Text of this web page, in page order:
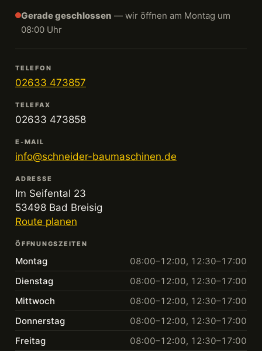
Gerade geschlossen — wir öffnen am Montag um
08:00 Uhr
TELEFON
02633 473857
TELEFAX
02633 473858
E-MAIL
info@schneider-baumaschinen.de
ADRESSE
Im Seifental 23
53498 Bad Breisig
Route planen
ÖFFNUNGSZEITEN
Montag
08:00–12:00, 12:30–17:00
Dienstag
08:00–12:00, 12:30–17:00
Mittwoch
08:00–12:00, 12:30–17:00
Donnerstag
08:00–12:00, 12:30–17:00
Freitag
08:00–12:00, 12:30–17:00